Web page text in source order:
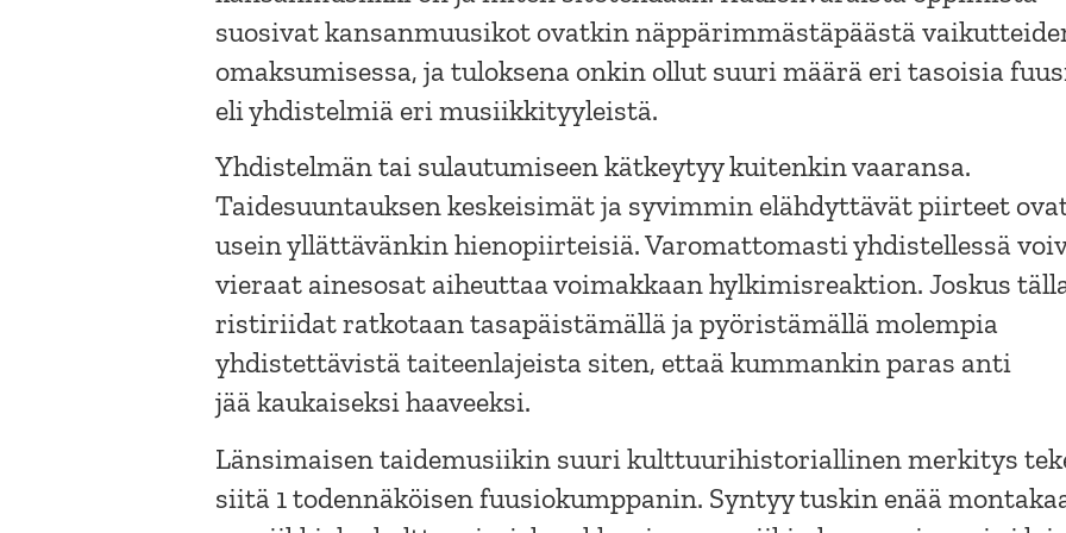
suosivat kansanmuusikot ovatkin näppärimmästäpäästä
omaksumisessa, ja tuloksena onkin ollut suuri määrä eri tasoisia
eli yhdistelmiä eri musiikkityyleistä.
Yhdistelmän tai sulautumiseen kätkeytyy kuitenkin vaaransa.
Taidesuuntauksen keskeisimät ja syvimmin elähdyttävät piirteet
usein yllättävänkin hienopiirteisiä. Varomattomasti yhdistellessä
vieraat ainesosat aiheuttaa voimakkaan hylkimisreaktion. Joskus
ristiriidat ratkotaan tasapäistämällä ja pyöristämällä molempia
yhdistettävistä taiteenlajeista siten, ettaä kummankin paras anti
jää kaukaiseksi haaveeksi.
Länsimaisen taidemusiikin suuri kulttuurihistoriallinen merkitys
siitä 1 todennäköisen fuusiokumppanin. Syntyy tuskin enää